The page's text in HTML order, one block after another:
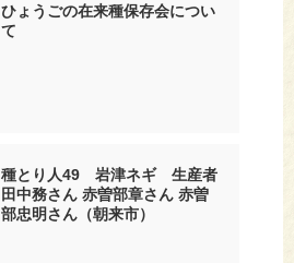
ひょうごの在来種保存会につい
て
種とり人49 岩津ネギ 生産者
田中務さん 赤曽部章さん 赤曽
部忠明さん（朝来市）